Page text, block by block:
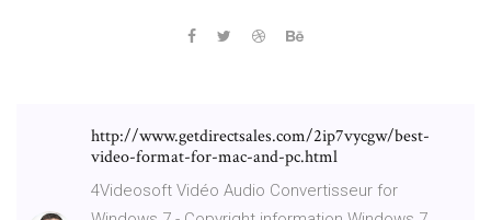
http://www.getdirectsales.com/2ip7vycgw/best-
video-format-for-mac-and-pc.html
4Videosoft Vidéo Audio Convertisseur for